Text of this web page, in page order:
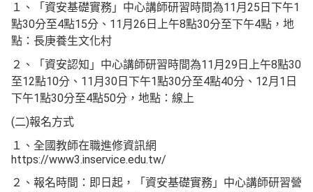
１、「資安基礎實務」中心講師研習時間為11月25日下午1
點30分至4點15分、11月26日上午8點30分至下午4點，地
點：長庚養生文化村
２、「資安認知」中心講師研習時間為11月29日上午8點30
至12點10分、11月30日下午1點30分至4點40分、12月1日
下午1點30分至4點50分，地點：線上
(二)報名方式
１、全國教師在職進修資訊網
https://www3.inservice.edu.tw/
２、報名時間：即日起，「資安基礎實務」中心講師研習營